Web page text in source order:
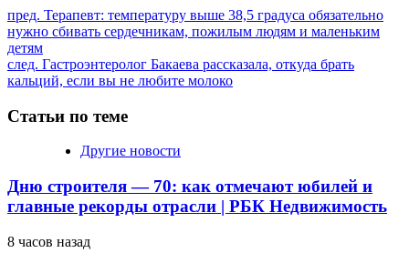
Продолжить
чтение
пред. Терапевт: температуру выше 38,5 градуса обязательно
нужно сбивать сердечникам, пожилым людям и маленьким
детям
след. Гастроэнтеролог Бакаева рассказала, откуда брать
кальций, если вы не любите молоко
Статьи по теме
Другие новости
Дню строителя — 70: как отмечают юбилей и
главные рекорды отрасли | РБК Недвижимость
8 часов назад